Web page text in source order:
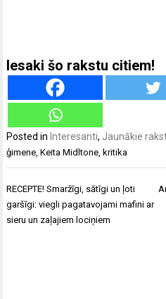
Iesaki šo rakstu citiem!
Posted in Interesanti, Jaunākie
ģimene ,Keita Midltone ,kritika
Ziņu
izvēlne
RECEPTE! Smaržīgi, sātīgi un ļoti
garšīgi: viegli pagatavojami mafini ar
sieru un zaļajiem lociņiem